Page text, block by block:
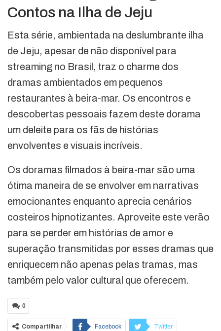
Contos na Ilha de Jeju
Esta série, ambientada na deslumbrante ilha
de Jeju, apesar de não disponível para
streaming no Brasil, traz o charme dos
dramas ambientados em pequenos
restaurantes à beira-mar. Os encontros e
descobertas pessoais fazem deste dorama
um deleite para os fãs de histórias
envolventes e visuais incríveis.
Os doramas filmados à beira-mar são uma
ótima maneira de se envolver em narrativas
emocionantes enquanto aprecia cenários
costeiros hipnotizantes. Aproveite este verão
para se perder em histórias de amor e
superação transmitidas por esses dramas que
enriquecem não apenas pelas tramas, mas
também pelo valor cultural que oferecem.
0
Compartilhar Facebook Twitter